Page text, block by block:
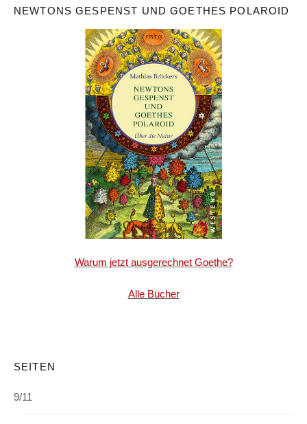
NEWTONS GESPENST UND GOETHES POLAROID
Warum jetzt ausgerechnet Goethe?
Alle Bücher
SEITEN
9/11